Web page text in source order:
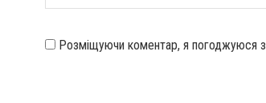
Розміщуючи коментар, я погоджуюся з